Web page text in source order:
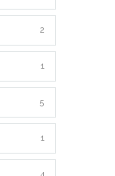
2
1
5
1